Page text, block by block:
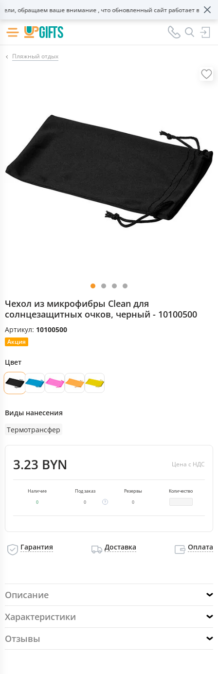
обращаем ваше внимание , что обновленный сайт работает в
Пляжный отдых
Чехол из микрофибры Clean для
солнцезащитных очков, черный - 10100500
Артикул: 10100500
Акция
Цвет
Виды нанесения
Термотрансфер
3.23 BYN Цена с НДС
Наличие Под заказ Резервы
Количество
0
0 0
Гарантия Доставка Оплата
Описание
Характеристики
Отзывы